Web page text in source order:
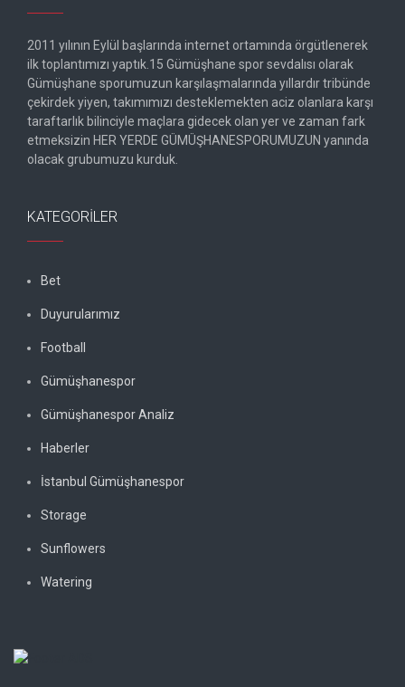
2011 yılının Eylül başlarında internet ortamında örgütlenerek
ilk toplantımızı yaptık.15 Gümüşhane spor sevdalısı olarak
Gümüşhane sporumuzun karşılaşmalarında yıllardır tribünde
çekirdek yiyen, takımımızı desteklemekten aciz olanlara karşı
taraftarlık bilinciyle maçlara gidecek olan yer ve zaman fark
etmeksizin HER YERDE GÜMÜŞHANESPORUMUZUN yanında
olacak grubumuzu kurduk.
KATEGORILER
Bet
Duyurularımız
Football
Gümüşhanespor
Gümüşhanespor Analiz
Haberler
İstanbul Gümüşhanespor
Storage
Sunflowers
Watering